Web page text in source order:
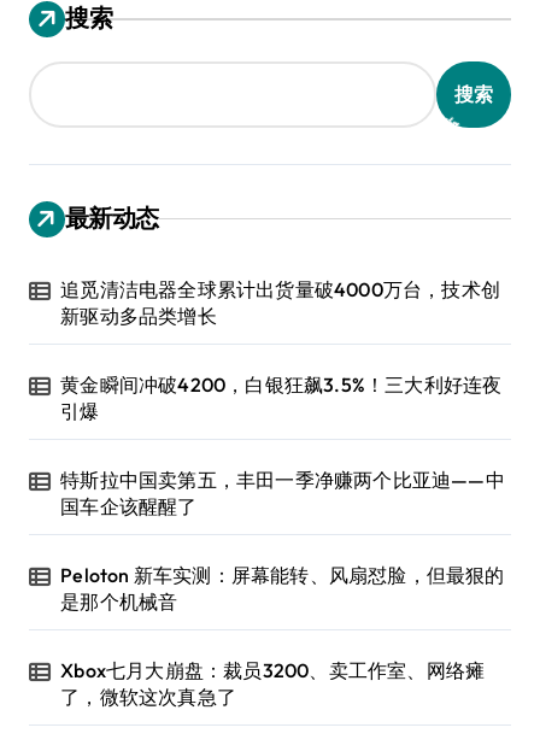
搜索
搜索
最新动态
追觅清洁电器全球累计出货量破4000万台，技术创
新驱动多品类增长
黄金瞬间冲破4200，白银狂飙3.5%！三大利好连夜
引爆
特斯拉中国卖第五，丰田一季净赚两个比亚迪——中
国车企该醒醒了
Peloton 新车实测：屏幕能转、风扇怼脸，但最狠的
是那个机械音
Xbox七月大崩盘：裁员3200、卖工作室、网络瘫
了，微软这次真急了